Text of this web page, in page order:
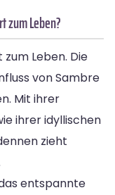
zum Leben?
Leben. Die
von Sambre
Mit ihrer
ihrer idyllischen
zieht
entspannte